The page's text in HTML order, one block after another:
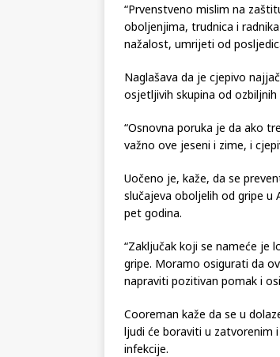
“Prvenstveno mislim na
oboljenjima, trudnica i
nažalost, umrijeti od
Naglašava da je cjepivo
osjetljivih skupina od ozbiljnih
“Osnovna poruka je da ako
važno ove jeseni i zime, i
Uočeno je, kaže, da se
slučajeva oboljelih od gripe u
pet godina.
“Zaključak koji se nameće je
gripe. Moramo osigurati da
napraviti pozitivan pomak i
Cooreman kaže da se u
ljudi će boraviti u zatvorenim
infekcije.